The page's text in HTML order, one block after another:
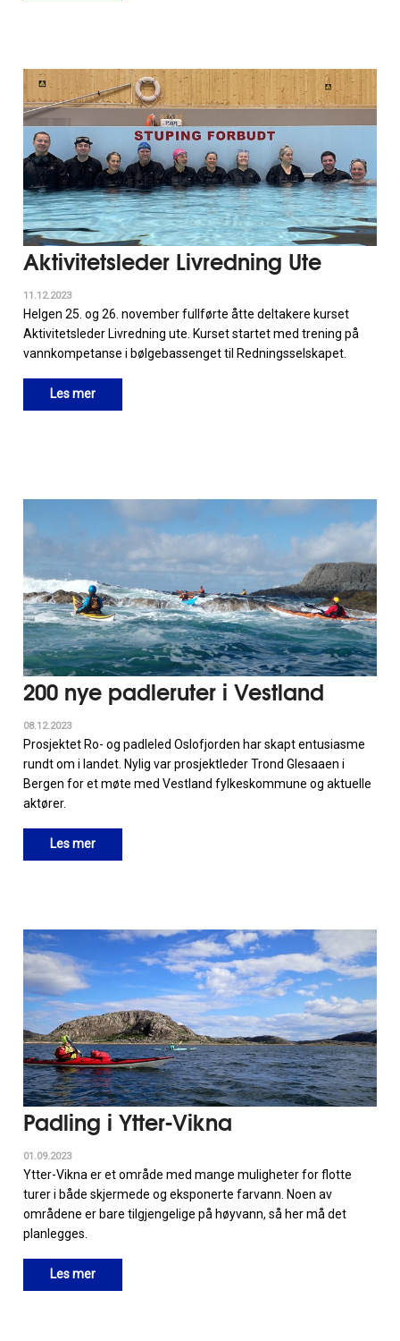
Aktivitetsleder Livredning Ute
11.12.2023
Helgen 25. og 26. november fullførte åtte deltakere kurset
Aktivitetsleder Livredning ute. Kurset startet med trening på
vannkompetanse i bølgebassenget til Redningsselskapet.
Les mer
200 nye padleruter i Vestland
08.12.2023
Prosjektet Ro- og padleled Oslofjorden har skapt entusiasme
rundt om i landet. Nylig var prosjektleder Trond Glesaaen i
Bergen for et møte med Vestland fylkeskommune og aktuelle
aktører.
Les mer
Padling i Ytter-Vikna
01.09.2023
Ytter-Vikna er et område med mange muligheter for flotte
turer i både skjermede og eksponerte farvann. Noen av
områdene er bare tilgjengelige på høyvann, så her må det
planlegges.
Les mer